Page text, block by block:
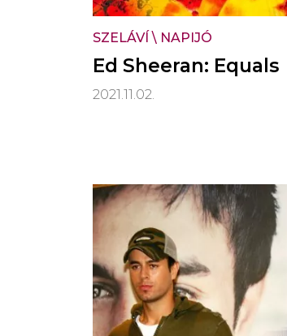
SZELÁVÍ \ NAPIJÓ
Ed Sheeran: Equals
2021.11.02.